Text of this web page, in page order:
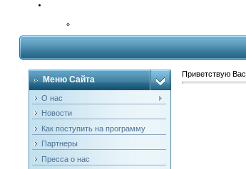
Меню Сайта
О нас
Новости
Как поступить на программу
Партнеры
Пресса о нас
Приветствую Вас